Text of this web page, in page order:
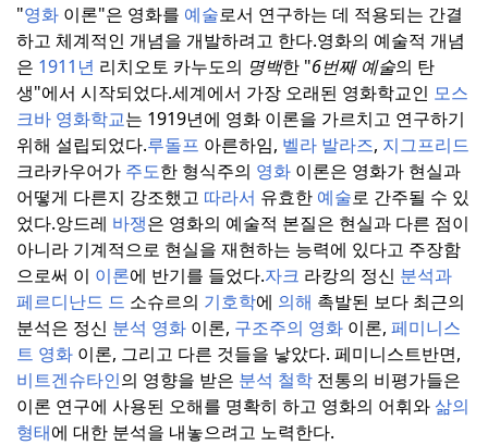
"영화 이론"은 영화를 예술로서 연구하는 데 적용되는 간결
하고 체계적인 개념을 개발하려고 한다.영화의 예술적 개념
은 1911년 리치오토 카누도의 명백한 "6번째 예술의 탄
생"에서 시작되었다.세계에서 가장 오래된 영화학교인 모스
크바 영화학교는 1919년에 영화 이론을 가르치고 연구하기
위해 설립되었다.루돌프 아른하임, 벨라 발라즈, 지그프리드
크라카우어가 주도한 형식주의 영화 이론은 영화가 현실과
어떻게 다른지 강조했고 따라서 유효한 예술로 간주될 수 있
었다.앙드레 바쟁은 영화의 예술적 본질은 현실과 다른 점이
아니라 기계적으로 현실을 재현하는 능력에 있다고 주장함
으로써 이 이론에 반기를 들었다.자크 라캉의 정신 분석과
페르디난드 드 소슈르의 기호학에 의해 촉발된 보다 최근의
분석은 정신 분석 영화 이론, 구조주의 영화 이론, 페미니스
트 영화 이론, 그리고 다른 것들을 낳았다. 페미니스트반면,
비트겐슈타인의 영향을 받은 분석 철학 전통의 비평가들은
이론 연구에 사용된 오해를 명확히 하고 영화의 어휘와삶의
형태에 대한 분석을 내놓으려고 노력한다.